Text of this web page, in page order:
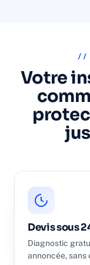
//
Votre
Devis sous
Diagnostic
annoncée, sans